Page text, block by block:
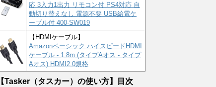
応 3入力1出力 リモコン付 PS4対応 自
動切り替えなし 電源不要 USB給電ケ
ーブル付 400-SW019
【HDMIケーブル】
Amazonベーシック ハイスピードHDMI
ケーブル - 1.8m (タイプAオス - タイプ
Aオス) HDMI2.0規格
【Tasker（タスカー）の使い方】目次